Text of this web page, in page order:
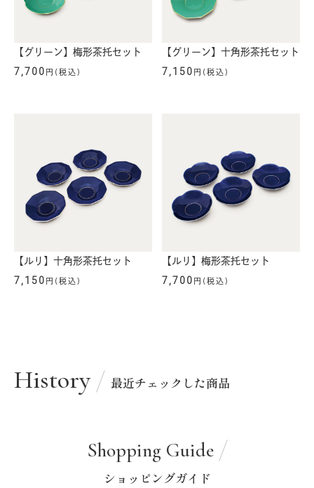
【グリーン】梅形茶托セット
7,700 円(税込)
【グリーン】十角形茶托セット
7,150 円(税込)
【ルリ】十角形茶托セット
7,150 円(税込)
【ルリ】梅形茶托セット
7,700 円(税込)
History 最近チェックした商品
Shopping Guide
ショッピングガイド